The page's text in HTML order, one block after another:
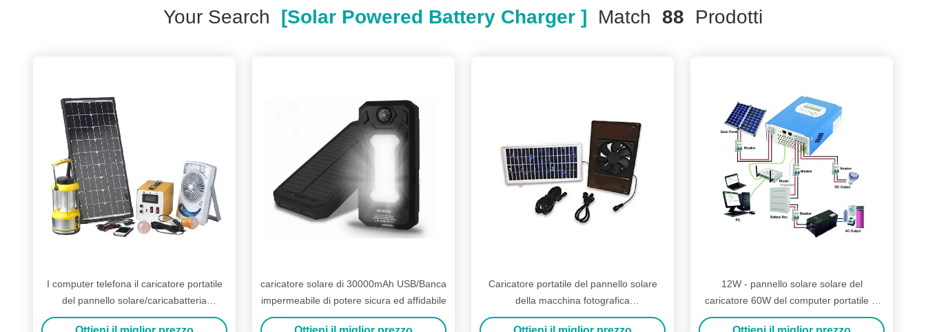
Your Search [solar Powered Battery Charger ] Match 88 Prodotti
I computer telefona il caricatore portatile
del pannello solare/caricabatteria
alimentato solare 130W
caricatore solare di 30000mAh USB/Banca
impermeabile di potere sicura ed affidabile
Caricatore portatile del pannello solare
della macchina fotografica
digitale/caricatore solare della batteria
12W - pannello solare solare del
caricatore 60W del computer portatile di
potere del carico 120W con il cavo di 6m